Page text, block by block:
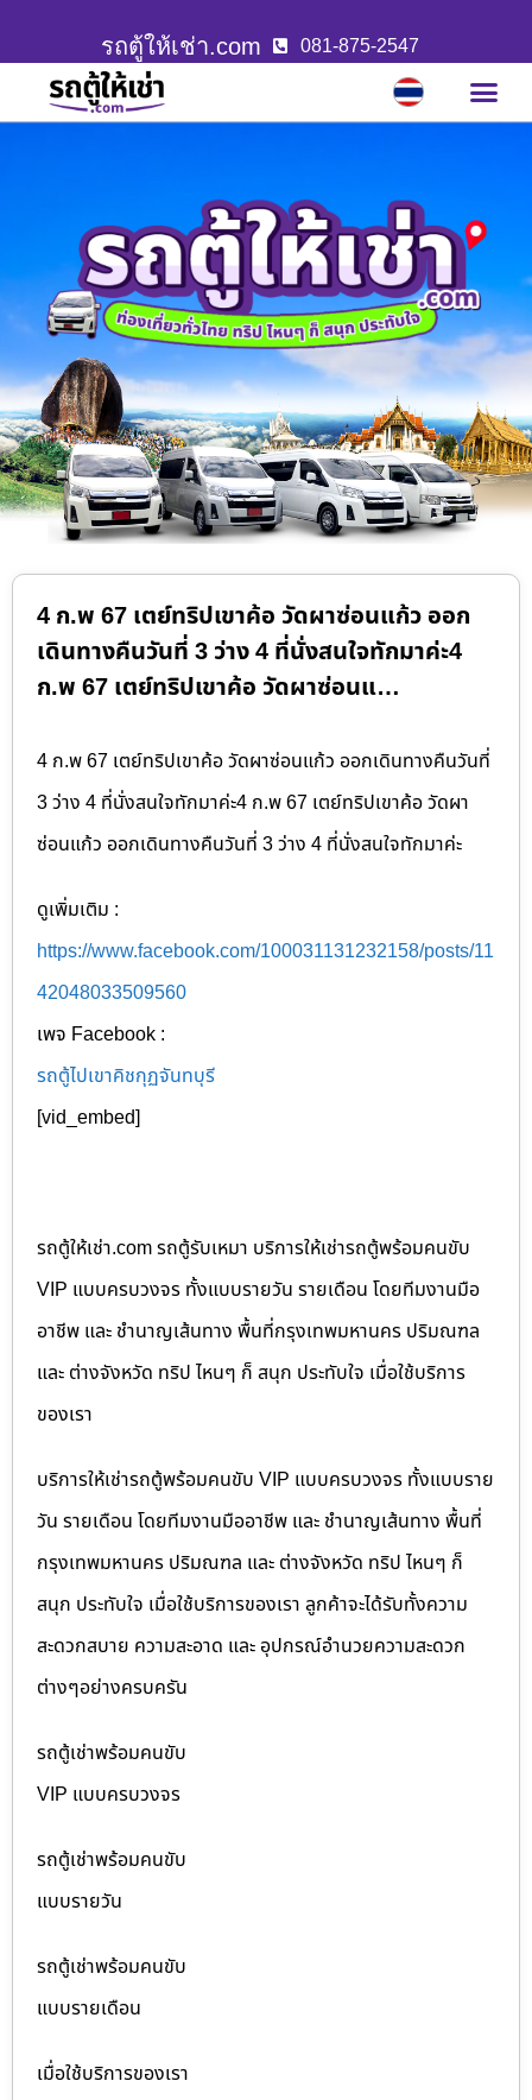
รถตู้ให้เช่า.com 081-875-2547
4 ก.พ 67 เตย์ทริปเขาค้อ วัดผาซ่อนแก้ว ออก
เดินทางคืนวันที่ 3 ว่าง 4 ที่นั่งสนใจทักมาค่ะ4
ก.พ 67 เตย์ทริปเขาค้อ วัดผาซ่อนแ…
4 ก.พ 67 เตย์ทริปเขาค้อ วัดผาซ่อนแก้ว ออกเดินทางคืนวันที่
3 ว่าง 4 ที่นั่งสนใจทักมาค่ะ4 ก.พ 67 เตย์ทริปเขาค้อ วัดผา
ซ่อนแก้ว ออกเดินทางคืนวันที่ 3 ว่าง 4 ที่นั่งสนใจทักมาค่ะ
ดูเพิ่มเติม :
https://www.facebook.com/100031131232158/posts/11
42048033509560
เพจ Facebook :
รถตู้ไปเขาคิชกุฏจันทบุรี
[vid_embed]
รถตู้ให้เช่า.com รถตู้รับเหมา บริการให้เช่ารถตู้พร้อมคนขับ
VIP แบบครบวงจร ทั้งแบบรายวัน รายเดือน โดยทีมงานมือ
อาชีพ และ ชำนาญเส้นทาง พื้นที่กรุงเทพมหานคร ปริมณฑล
และ ต่างจังหวัด ทริป ไหนๆ ก็ สนุก ประทับใจ เมื่อใช้บริการ
ของเรา
บริการให้เช่ารถตู้พร้อมคนขับ VIP แบบครบวงจร ทั้งแบบราย
วัน รายเดือน โดยทีมงานมืออาชีพ และ ชำนาญเส้นทาง พื้นที่
กรุงเทพมหานคร ปริมณฑล และ ต่างจังหวัด ทริป ไหนๆ ก็
สนุก ประทับใจ เมื่อใช้บริการของเรา ลูกค้าจะได้รับทั้งความ
สะดวกสบาย ความสะอาด และ อุปกรณ์อำนวยความสะดวก
ต่างๆอย่างครบครัน
รถตู้เช่าพร้อมคนขับ
VIP แบบครบวงจร
รถตู้เช่าพร้อมคนขับ
แบบรายวัน
รถตู้เช่าพร้อมคนขับ
แบบรายเดือน
เมื่อใช้บริการของเรา